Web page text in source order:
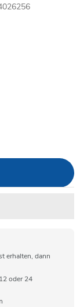
erhalten, dann
oder 24